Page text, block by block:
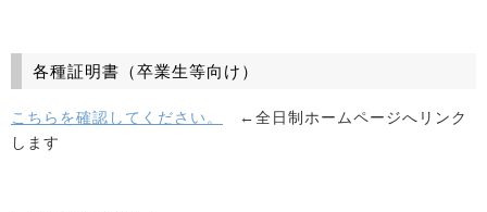
各種証明書（卒業生等向け）
こちらを確認してください。
←全日制ホームページへリンク
します